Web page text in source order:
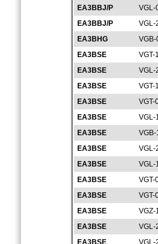
EA3BBJ/P
VGL-
EA3BBJ/P
VGL-
EA3BHG
EA3BSE
VGT-
EA3BSE
VGL-
EA3BSE
VGT-
EA3BSE
VGT-
EA3BSE
VGL-
EA3BSE
EA3BSE
VGL-
EA3BSE
VGL-
EA3BSE
VGT-
EA3BSE
VGT-
EA3BSE
VGZ-
EA3BSE
VGL-
EA3BSE
VGL-